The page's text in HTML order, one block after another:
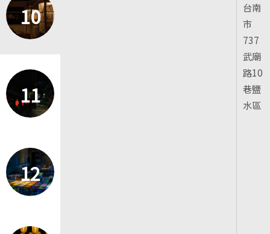
10
11
12
台南
市
737
武廟
路10
巷鹽
水區